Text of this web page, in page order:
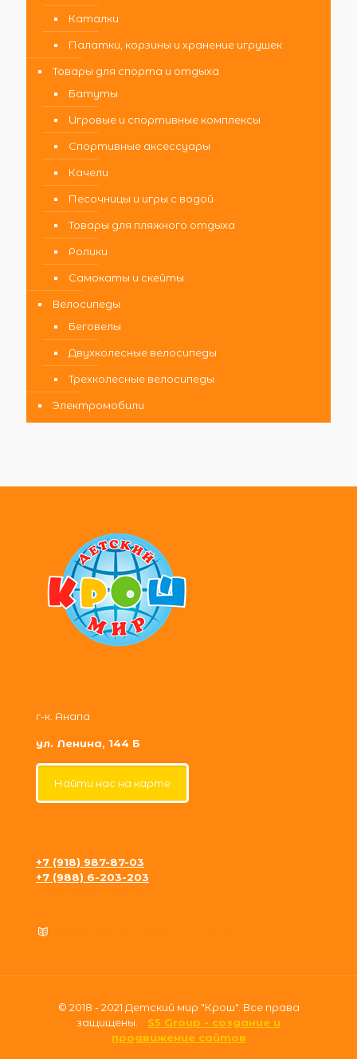
Каталки
Палатки, корзины и хранение игрушек
Товары для спорта и отдыха
Батуты
Игровые и спортивные комплексы
Спортивные аксессуары
Качели
Песочницы и игры с водой
Товары для пляжного отдыха
Ролики
Самокаты и скейты
Велосипеды
Беговелы
Двухколесные велосипеды
Трехколесные велосипеды
Электромобили
г-к. Анапа
ул. Ленина, 144 Б
Найти нас на карте
+7 (918) 987-87-03
+7 (988) 6-203-203
© 2018 - 2021 Детский мир "Крош". Все права
защищены. S5 Group - создание и
продвижение сайтов